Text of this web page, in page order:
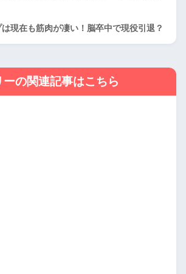
現在も筋肉が凄い！脳卒中で現役引退？
ーの関連記事はこちら